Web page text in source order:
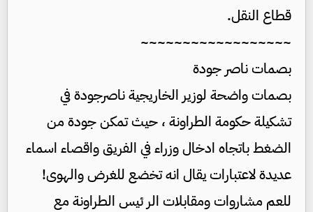
قطاع النقل.
~~~~~~~~~~~~~~~~~~
بصمات ناصر جودة
بصمات واضحة لوزير الخاريجية ناصرجودة في
تشكيلة حكومة الطراونة ، حيث تمكن جودة من
الضغط باتجاه ادخال وزراء في الفريق واقصاء اسماء
عديدة لاعتبارات يقال انه تخضع للغرض والهوى!
للعم مشاروات ومقابلات الر ئيس الطراونة مع